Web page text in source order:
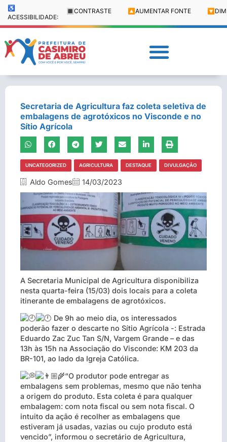
♿
ACESSIBILIDADE:
🔳 CONTRASTE 🔼 AUMENTAR FONTE 🔽
Secretaria de Agricultura faz coleta seletiva de
embalagens de agrotóxicos no Visconde e no
Sítio Agrícola
UNCATEGORIZED AGRICULTURA DESTAQUE DIVULGAÇÃO
Aldo Gomes 14/03/2023
A Secretaria Municipal de Agricultura disponibiliza
nesta quarta-feira (15/03) dois locais para a coleta
itinerante de embalagens de agrotóxicos.
De 9h ao meio dia, os interessados
poderão fazer o descarte no Sítio Agrícola -: Estrada
Eduardo Zac Zuc Tan S/N, Vargem Grande – e das
13h às 15h na Associação do Visconde: KM 203 da
BR-101, ao lado da Igreja Católica.
“O produtor pode entregar as
embalagens sem problemas, mesmo que não tenha
a origem do produto. Esta coleta é para qualquer
embalagem: com nota fiscal ou sem nota fiscal. O
intuito da ação é recolher as embalagens que
estiveram já usadas, vazias ou cujo produto está
vencido”, informou o secretário de Agricultura,